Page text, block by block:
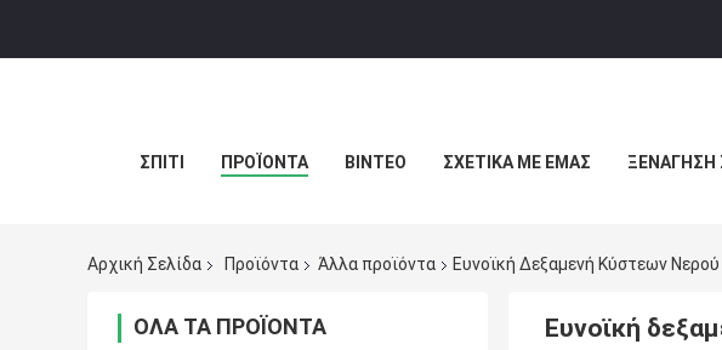
ΣΠΊΤΙ ΠΡΟΪΌΝΤΑ ΒΊΝΤΕΟ ΣΧΕΤΙΚΆ ΜΕ ΕΜΆΣ ΞΕΝΆΓΗΣΗ
Αρχική Σελίδα Προϊόντα Άλλα προϊόντα Ευνοϊκή Δεξαμενή Κύστεων
ΌΛΑ ΤΑ ΠΡΟΪΌΝΤΑ
Ευνοϊκή